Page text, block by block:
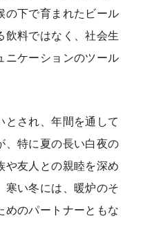
の下で育まれたビール
料ではなく、社会生
ニケーションのツール
とされ、年間を通して
、特に夏の長い白夜の
や友人との親睦を深め
寒い冬には、暖炉のそ
めのパートナーともな